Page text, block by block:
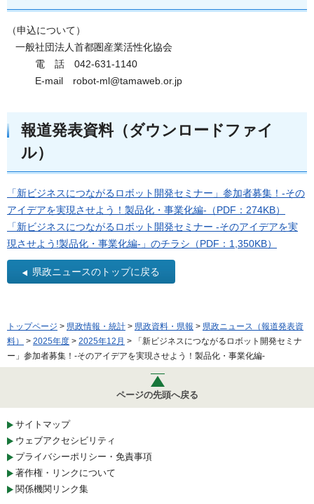
（申込について）
一般社団法人首都圏産業活性化協会
電 話 042-631-1140
E-mail robot-ml@tamaweb.or.jp
報道発表資料（ダウンロードファイ
ル）
「新ビジネスにつながるロボット開発セミナー」参加者募集！-その
アイデアを実現させよう！製品化・事業化編-（PDF：274KB）
「新ビジネスにつながるロボット開発セミナー -そのアイデアを実
現させよう!製品化・事業化編-」のチラシ（PDF：1,350KB）
県政ニュースのトップに戻る
トップページ > 県政情報・統計 > 県政資料・県報 > 県政ニュース（報道発表資
料）
> 2025年度 > 2025年12月 > 「新ビジネスにつながるロボット開発セミナ
ー」参加者募集！-そのアイデアを実現させよう！製品化・事業化編-
ページの先頭へ戻る
サイトマップ
ウェブアクセシビリティ
プライバシーポリシー・免責事項
著作権・リンクについて
関係機関リンク集